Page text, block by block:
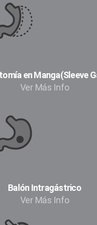
en Manga(Sleeve
Ver Más Info
Balón Intragástrico
Ver Más Info